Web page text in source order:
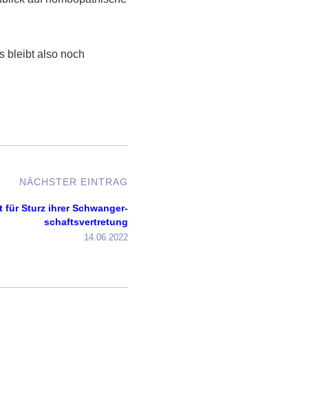
bleibt also noch
NÄCHSTER EINTRAG
für Sturz ihrer Schwan­ger­
schafts­ver­t­re­tung
14.06.2022